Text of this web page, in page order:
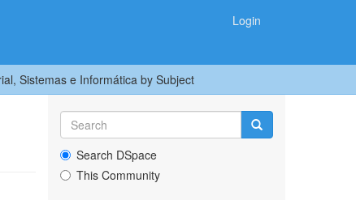
Login
Sistemas e Informática by Subject
Search DSpace
This Community